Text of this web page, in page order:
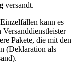
versandt.
kann es
Pakete, die mit den
(Deklaration als